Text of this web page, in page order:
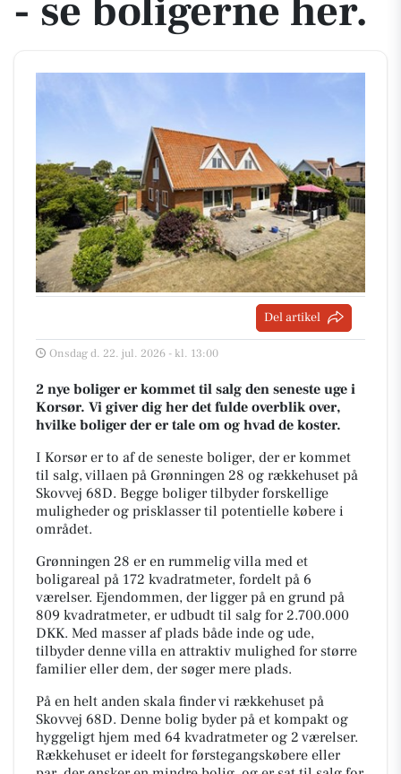
- se boligerne her.
Del artikel
Onsdag d. 22. jul. 2026 - kl. 13:00
2 nye boliger er kommet til salg den seneste uge i
Korsør. Vi giver dig her det fulde overblik over,
hvilke boliger der er tale om og hvad de koster.
I Korsør er to af de seneste boliger, der er kommet
til salg, villaen på Grønningen 28 og rækkehuset på
Skovvej 68D. Begge boliger tilbyder forskellige
muligheder og prisklasser til potentielle købere i
området.
Grønningen 28 er en rummelig villa med et
boligareal på 172 kvadratmeter, fordelt på 6
værelser. Ejendommen, der ligger på en grund på
809 kvadratmeter, er udbudt til salg for 2.700.000
DKK. Med masser af plads både inde og ude,
tilbyder denne villa en attraktiv mulighed for større
familier eller dem, der søger mere plads.
På en helt anden skala finder vi rækkehuset på
Skovvej 68D. Denne bolig byder på et kompakt og
hyggeligt hjem med 64 kvadratmeter og 2 værelser.
Rækkehuset er ideelt for førstegangskøbere eller